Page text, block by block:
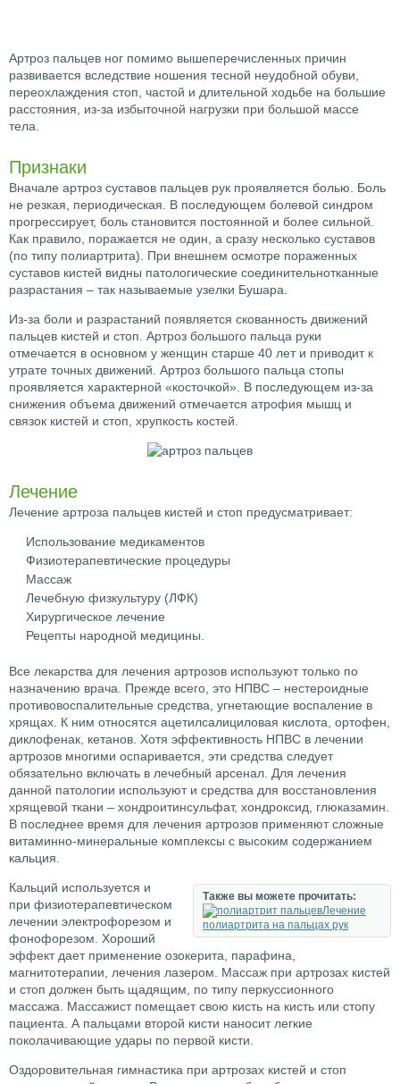
Артроз пальцев ног помимо вышеперечисленных причин
развивается вследствие ношения тесной неудобной обуви,
переохлаждения стоп, частой и длительной ходьбе на большие
расстояния, из-за избыточной нагрузки при большой массе
тела.
Признаки
Вначале артроз суставов пальцев рук проявляется болью. Боль
не резкая, периодическая. В последующем болевой синдром
прогрессирует, боль становится постоянной и более сильной.
Как правило, поражается не один, а сразу несколько суставов
(по типу полиартрита). При внешнем осмотре пораженных
суставов кистей видны патологические соединительнотканные
разрастания – так называемые узелки Бушара.
Из-за боли и разрастаний появляется скованность движений
пальцев кистей и стоп. Артроз большого пальца руки
отмечается в основном у женщин старше 40 лет и приводит к
утрате точных движений. Артроз большого пальца стопы
проявляется характерной «косточкой». В последующем из-за
снижения объема движений отмечается атрофия мышц и
связок кистей и стоп, хрупкость костей.
Лечение
Лечение артроза пальцев кистей и стоп предусматривает:
Использование медикаментов
Физиотерапевтические процедуры
Массаж
Лечебную физкультуру (ЛФК)
Хирургическое лечение
Рецепты народной медицины.
Все лекарства для лечения артрозов используют только по
назначению врача. Прежде всего, это НПВС – нестероидные
противовоспалительные средства, угнетающие воспаление в
хрящах. К ним относятся ацетилсалициловая кислота, ортофен,
диклофенак, кетанов. Хотя эффективность НПВС в лечении
артрозов многими оспаривается, эти средства следует
обязательно включать в лечебный арсенал. Для лечения
данной патологии используют и средства для восстановления
хрящевой ткани – хондроитинсульфат, хондроксид, глюказамин.
В последнее время для лечения артрозов применяют сложные
витаминно-минеральные комплексы с высоким содержанием
кальция.
Также вы можете прочитать:
Лечение
полиартрита на пальцах рук
Кальций используется и
при физиотерапевтическом
лечении электрофорезом и
фонофорезом. Хороший
эффект дает применение озокерита, парафина,
магнитотерапии, лечения лазером. Массаж при артрозах кистей
и стоп должен быть щадящим, по типу перкуссионного
массажа. Массажист помещает свою кисть на кисть или стопу
пациента. А пальцами второй кисти наносит легкие
поколачивающие удары по первой кисти.
Оздоровительная гимнастика при артрозах кистей и стоп